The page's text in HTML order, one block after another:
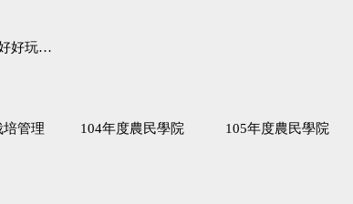
」四條遊程推薦
培管理 104年度農民學院 105年度農民學院